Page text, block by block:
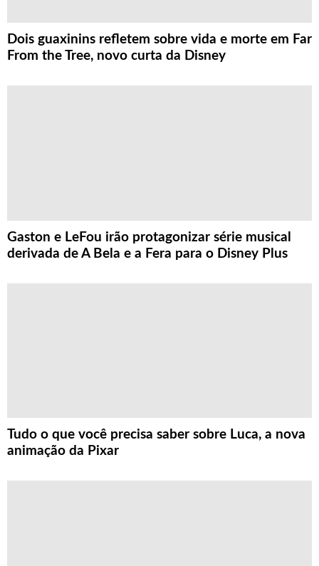
Dois guaxinins refletem sobre vida e morte em Far
From the Tree, novo curta da Disney
Gaston e LeFou irão protagonizar série musical
derivada de A Bela e a Fera para o Disney Plus
Tudo o que você precisa saber sobre Luca, a nova
animação da Pixar